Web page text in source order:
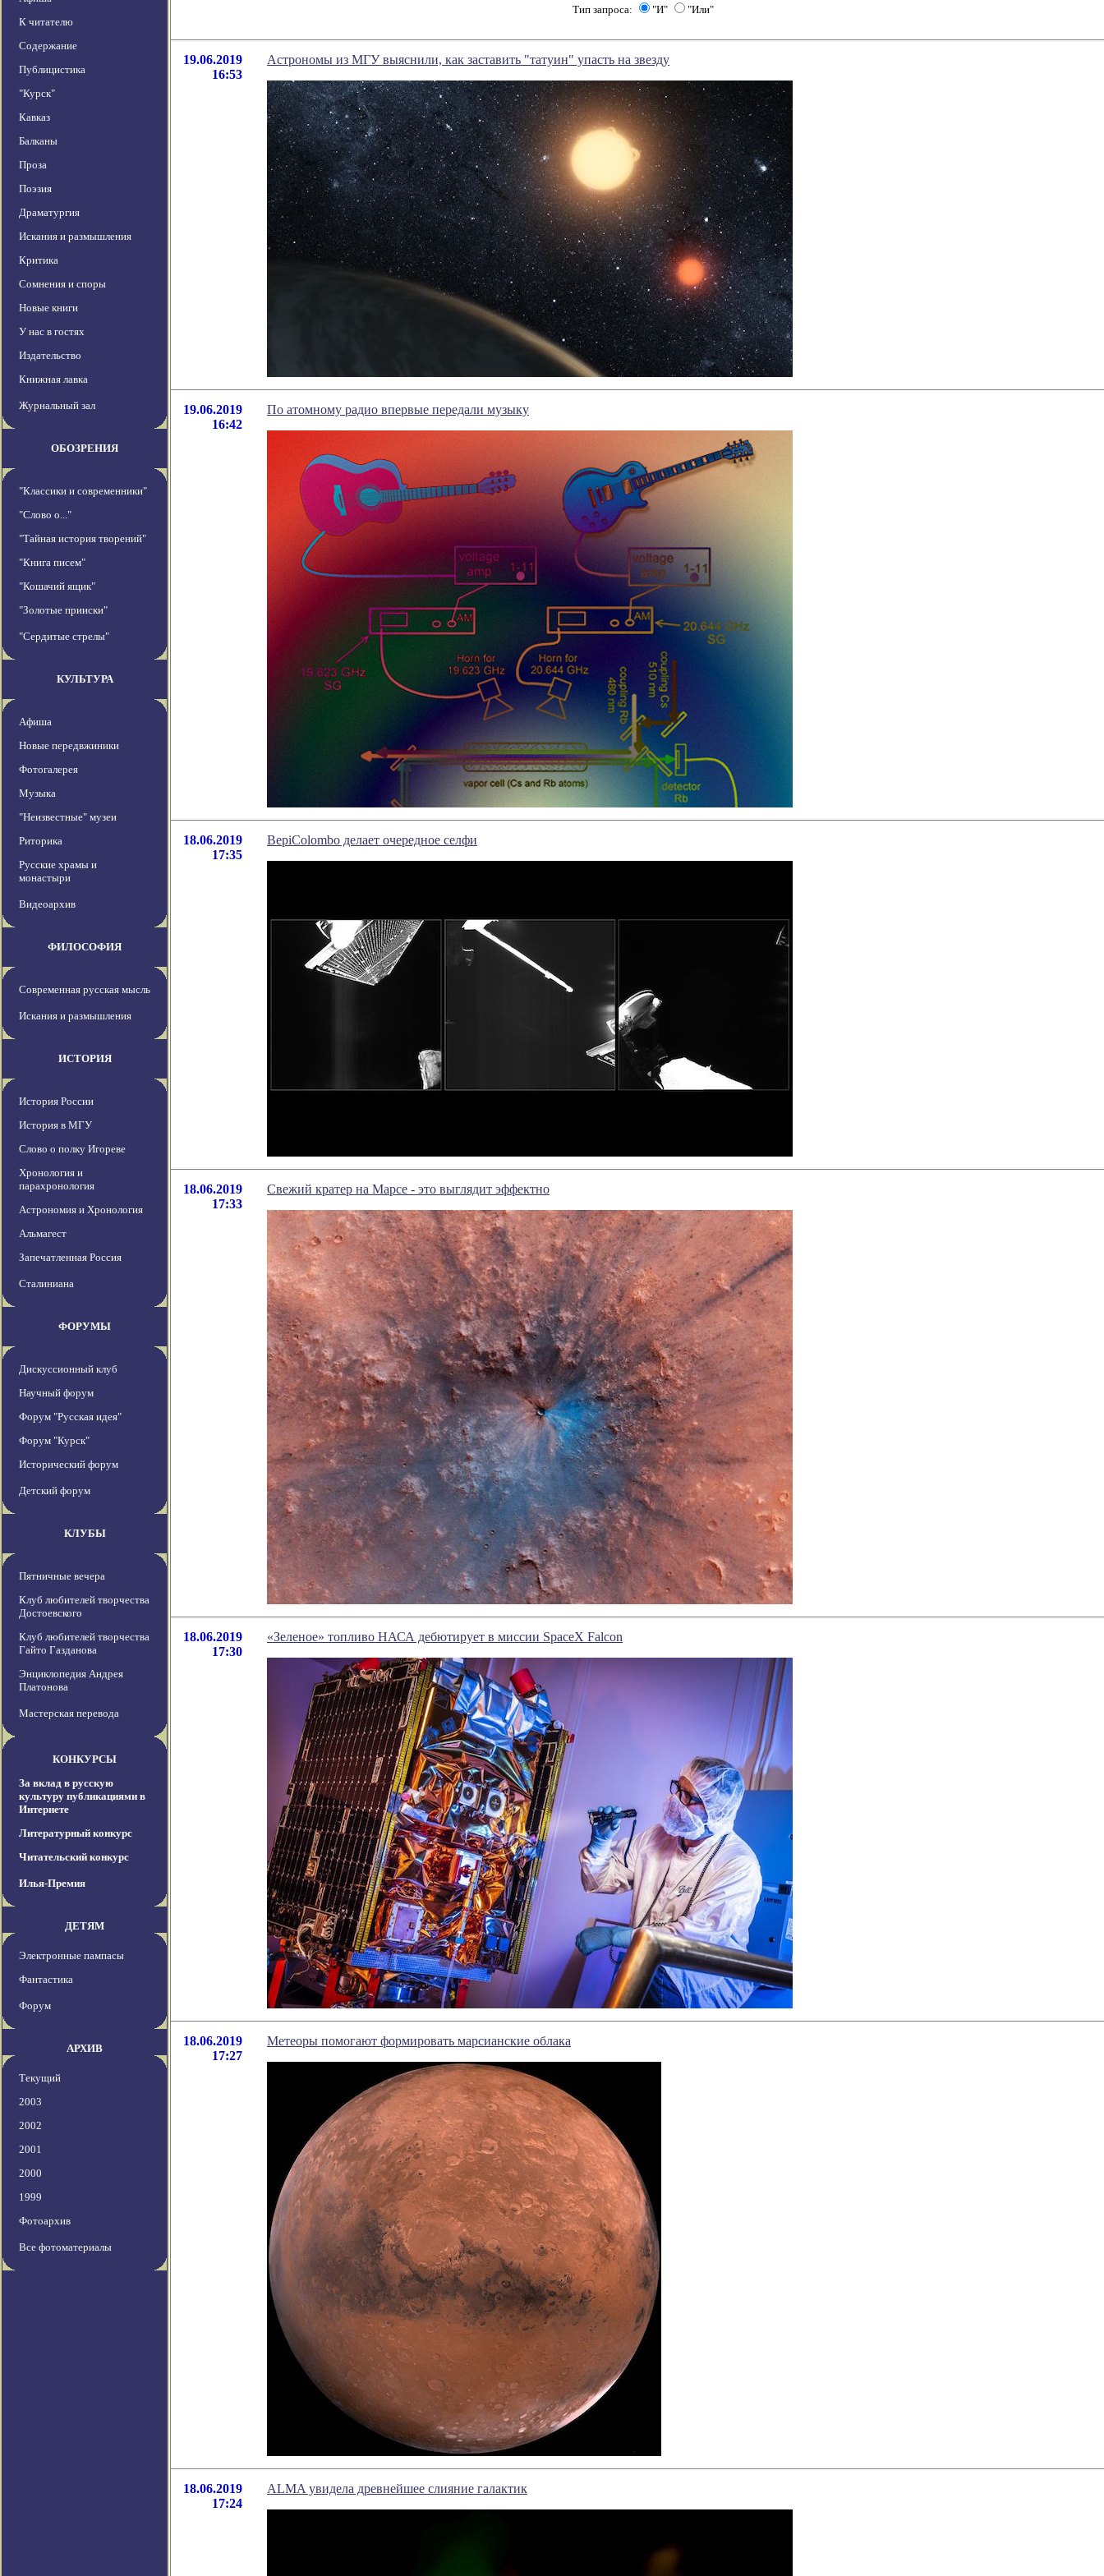
К читателю
Содержание
Публицистика
"Курск"
Кавказ
Балканы
Проза
Поэзия
Драматургия
Искания и размышления
Критика
Сомнения и споры
Новые книги
У нас в гостях
Издательство
Книжная лавка
Журнальный зал
ОБОЗРЕНИЯ
"Классики и современники"
"Слово о..."
"Тайная история творений"
"Книга писем"
"Кошачий ящик"
"Золотые прииски"
"Сердитые стрелы"
КУЛЬТУРА
Афиша
Новые передвжиники
Фотогалерея
Музыка
"Неизвестные" музеи
Риторика
Русские храмы и
монастыри
Видеоархив
ФИЛОСОФИЯ
Современная русская мысль
Искания и размышления
ИСТОРИЯ
История России
История в МГУ
Слово о полку Игореве
Хронология и
парахронология
Астрономия и Хронология
Альмагест
Запечатленная Россия
Сталиниана
ФОРУМЫ
Дискуссионный клуб
Научный форум
Форум "Русская идея"
Форум "Курск"
Исторический форум
Детский форум
КЛУБЫ
Пятничные вечера
Клуб любителей творчества
Достоевского
Клуб любителей творчества
Гайто Газданова
Энциклопедия Андрея
Платонова
Мастерская перевода
КОНКУРСЫ
За вклад в русскую
культуру публикациями в
Интернете
Литературный конкурс
Читательский конкурс
Илья-Премия
ДЕТЯМ
Электронные пампасы
Фантастика
Форум
АРХИВ
Текущий
2003
2002
2001
2000
1999
Фотоархив
Все фотоматериалы
Тип запроса: "И" "Или"
19.06.2019
16:53
Астрономы из МГУ выяснили, как заставить "татуин" упасть на звезду
19.06.2019
16:42
По атомному радио впервые передали музыку
18.06.2019
17:35
BepiColombo делает очередное селфи
18.06.2019
17:33
Свежий кратер на Марсе - это выглядит эффектно
18.06.2019
17:30
«Зеленое» топливо НАСА дебютирует в миссии SpaceX Falcon
18.06.2019
17:27
Метеоры помогают формировать марсианские облака
18.06.2019
17:24
ALMA увидела древнейшее слияние галактик